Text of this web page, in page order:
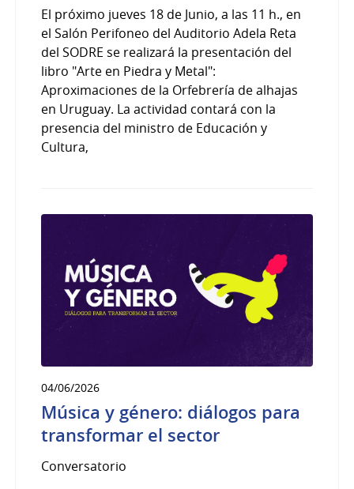
El próximo jueves 18 de Junio, a las 11 h., en
el Salón Perifoneo del Auditorio Adela Reta
del SODRE se realizará la presentación del
libro "Arte en Piedra y Metal":
Aproximaciones de la Orfebrería de alhajas
en Uruguay. La actividad contará con la
presencia del ministro de Educación y
Cultura,
04/06/2026
Música y género: diálogos para
transformar el sector
Conversatorio